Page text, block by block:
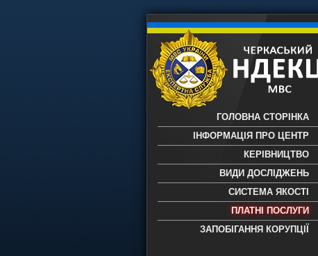
ГОЛОВНА СТОРІНКА
ІНФОРМАЦІЯ ПРО ЦЕНТР
КЕРІВНИЦТВО
ВИДИ ДОСЛІДЖЕНЬ
СИСТЕМА ЯКОСТІ
ПЛАТНІ ПОСЛУГИ
ЗАПОБІГАННЯ КОРУПЦІЇ